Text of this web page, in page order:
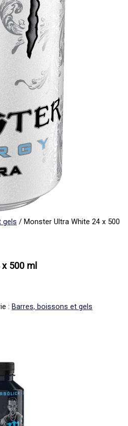
gels / Monster Ultra White 24 x 500
500 ml
: Barres, boissons et gels